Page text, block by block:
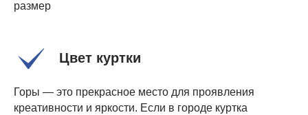
размер
Цвет куртки
Горы — это прекрасное место для проявления
креативности и яркости. Если в городе куртка